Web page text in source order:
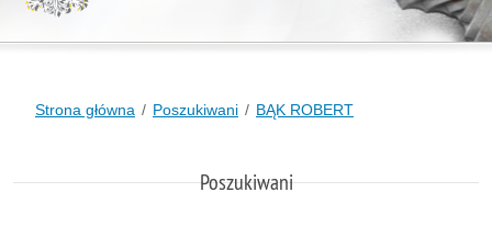
Strona główna Poszukiwani BĄK ROBERT
Poszukiwani